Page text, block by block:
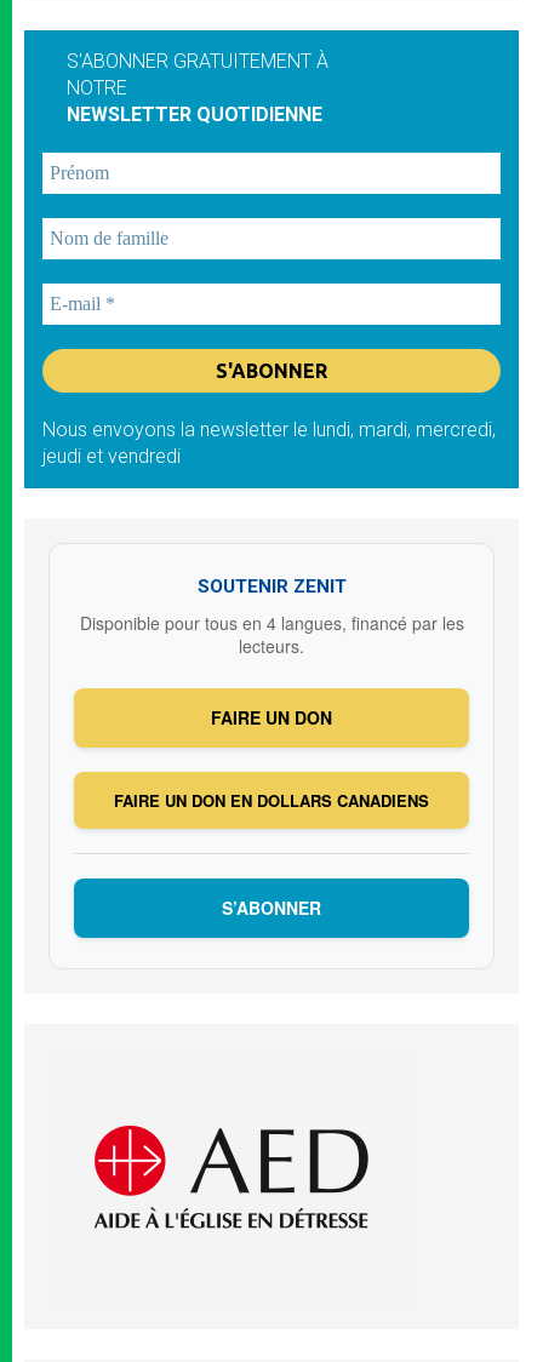
S'ABONNER GRATUITEMENT À
NOTRE
NEWSLETTER QUOTIDIENNE
Nous envoyons la newsletter le lundi, mardi, mercredi,
jeudi et vendredi
SOUTENIR ZENIT
Disponible pour tous en 4 langues, financé par les
lecteurs.
FAIRE UN DON
FAIRE UN DON EN DOLLARS CANADIENS
S’ABONNER